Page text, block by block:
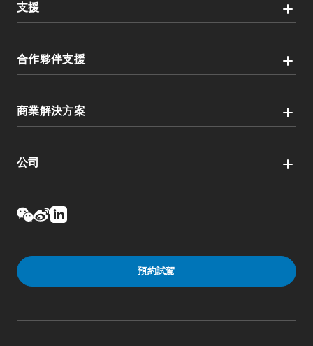
支援
合作夥伴支援
商業解決方案
公司
預約試駕